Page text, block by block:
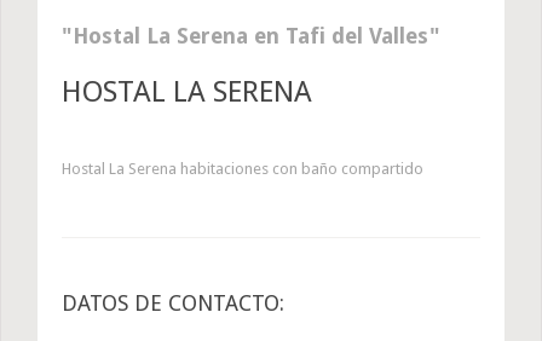
Hostal La Serena en Tafi del Valles
HOSTAL LA SERENA
Hostal La Serena habitaciones con baño compartido
DATOS DE CONTACTO: